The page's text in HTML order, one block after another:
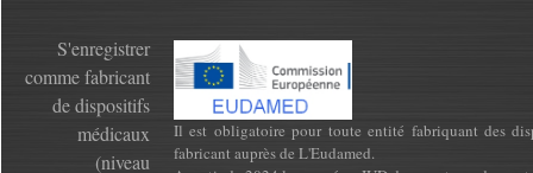
S'enregistrer
comme fabricant
de dispositifs
médicaux
(niveau
Il est obligatoire pour toute entité fabriquant des
fabricant auprès de L'Eudamed.